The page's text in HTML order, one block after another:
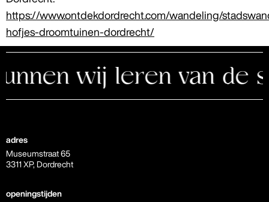
https://www.ontdekdordrecht.com/wandeling/
hofjes-droomtuinen-dordrecht/
wij leren van de
adres
Museumstraat 65
3311 XP, Dordrecht
openingstijden